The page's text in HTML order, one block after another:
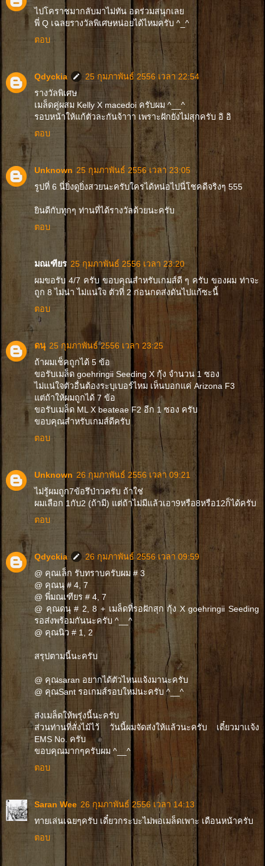
ไปโคราชมากลับมาไม่ทัน อดร่วมสนุกเลย
พี่ Q เฉลยรางวัลพิเศษหน่อยได้ไหมครับ ^_^
ตอบ
Qdyckia
25 กุมภาพันธ์ 2556 เวลา 22:54
รางวัลพิเศษ
เมล็ดคู่ผสม Kelly X macedoi ครับผม ^__^
รอบหน้าให้แก้ตัวละกันจ้าาา เพราะฝักยังไม่สุกครับ อิ อิ
ตอบ
Unknown 25 กุมภาพันธ์ 2556 เวลา 23:05
รูปที่ 6 นี่ยิ่งดูยิ่งสวยนะครับใครได้หน่อไปนี่โชคดีจริงๆ 555
ยินดีกับทุกๆ ท่านที่ได้รางวัลด้วยนะครับ
ตอบ
มณเฑียร 25 กุมภาพันธ์ 2556 เวลา 23:20
ผมขอรับ 4/7 ครับ ขอบคุณสำหรับเกมส์ดี ๆ ครับ ของผม ท่าจะ
ถูก 8 ไม่น่า ไม่แน่ใจ ตัวที่ 2 ก่อนกดส่งดันไปแก้ซะนี้
ตอบ
ดนุ 25 กุมภาพันธ์ 2556 เวลา 23:25
ถ้าผมเช็คถูกได้ 5 ข้อ
ขอรับเมล็ด goehringii Seeding X กุ้ง จำนวน 1 ซอง
ไม่แน่ใจตัวอื่นต้องระบุเบอร์ไหม เห็นบอกแค่ Arizona F3
แต่ถ้าให้ผมถูกได้ 7 ข้อ
ขอรับเมล็ด ML X beateae F2 อีก 1 ซอง ครับ
ขอบคุณสำหรับเกมส์ดีครับ
ตอบ
Unknown 26 กุมภาพันธ์ 2556 เวลา 09:21
ไม่รู้ผมถูก7ข้อรึป่าวครับ ถ้าใช่
ผมเลือก 1กับ2 (ถ้ามี) แต่ถ้าไม่มีแล้วเอา9หรือ8หรือ12ก็ได้ครับ
ตอบ
Qdyckia
26 กุมภาพันธ์ 2556 เวลา 09:59
@ คุณเล็ก รับทราบครับผม # 3
@ คุณนุ # 4, 7
@ พี่มณเฑียร # 4, 7
@ คุณดนุ # 2, 8 + เมล็ดที่รอฝักสุก กุ้ง X goehringii Seeding
รอส่งพร้อมกันนะครับ ^__^
@ คุณนิว # 1, 2
สรุปตามนี้นะครับ
@ คุณsaran อยากได้ตัวไหนแจ้งมานะครับ
@ คุณSant รอเกมส์รอบใหม่นะครับ ^__^
ส่งเมล็ดให้พรุ่งนี้นะครับ
ส่วนท่านที่สั่งไม้ไว้ วันนี้ผมจัดส่งให้แล้วนะครับ เดี๋ยวมาเเจ้ง
EMS No. ครับ
ขอบคุณมากๆครับผม ^__^
ตอบ
Saran Wee 26 กุมภาพันธ์ 2556 เวลา 14:13
ทายเล่นเฉยๆครับ เดี๋ยวกระบะไม่พอเมล็ดเพาะ เดือนหน้าครับ
ตอบ